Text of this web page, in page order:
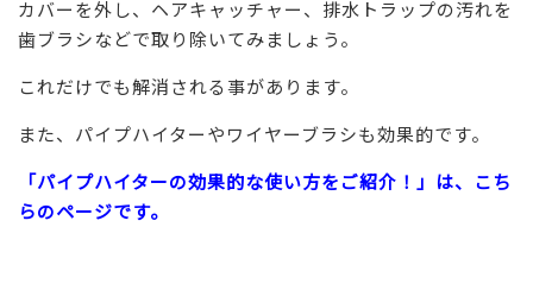
カバーを外し、ヘアキャッチャー、排水トラップの汚れを
歯ブラシなどで取り除いてみましょう。
これだけでも解消される事があります。
また、パイプハイターやワイヤーブラシも効果的です。
「パイプハイターの効果的な使い方をご紹介！」は、こち
らのページです。